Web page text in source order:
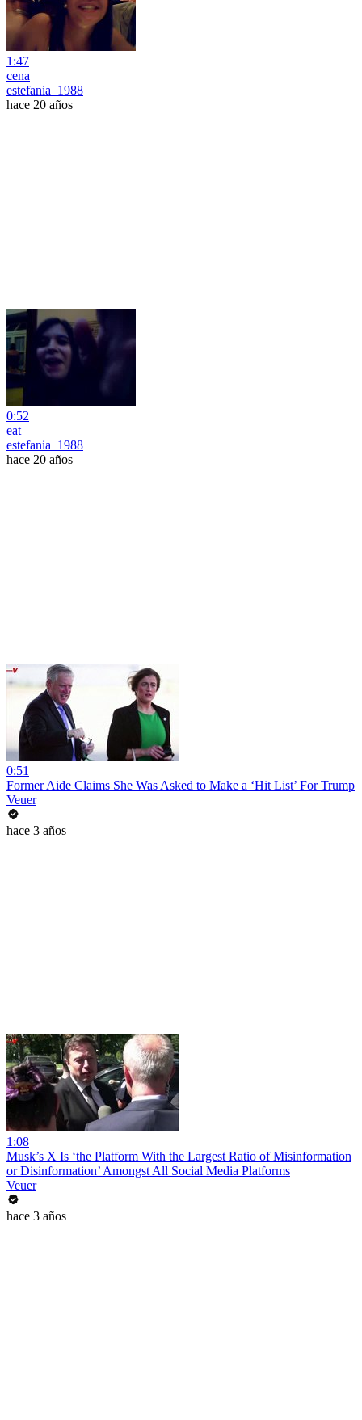
1:47
cena
estefania_1988
hace 20 años
0:52
eat
estefania_1988
hace 20 años
0:51
Former Aide Claims She Was Asked to Make a ‘Hit List’ For Trump
Veuer
hace 3 años
1:08
Musk’s X Is ‘the Platform With the Largest Ratio of Misinformation
or Disinformation’ Amongst All Social Media Platforms
Veuer
hace 3 años